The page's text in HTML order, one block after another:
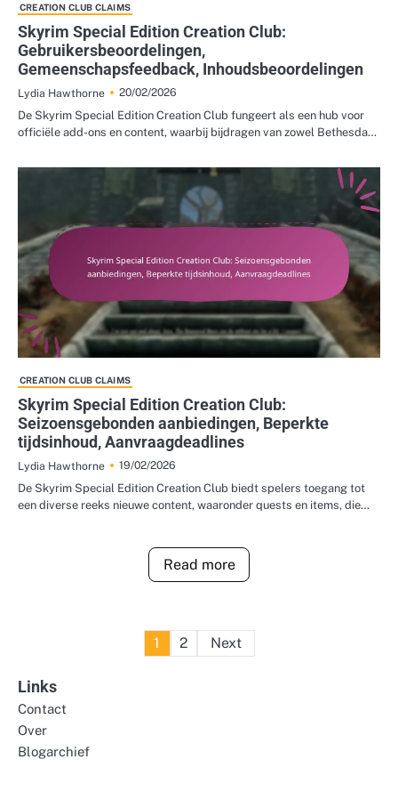
CREATION CLUB CLAIMS
Skyrim Special Edition Creation Club:
Gebruikersbeoordelingen,
Gemeenschapsfeedback, Inhoudsbeoordelingen
Lydia Hawthorne
20/02/2026
De Skyrim Special Edition Creation Club fungeert als een hub voor
officiële add-ons en content, waarbij bijdragen van zowel Bethesda…
CREATION CLUB CLAIMS
Skyrim Special Edition Creation Club:
Seizoensgebonden aanbiedingen, Beperkte
tijdsinhoud, Aanvraagdeadlines
Lydia Hawthorne
19/02/2026
De Skyrim Special Edition Creation Club biedt spelers toegang tot
een diverse reeks nieuwe content, waaronder quests en items, die…
Read more
Posts
1 2 Next
Links
Contact
Over
Blogarchief